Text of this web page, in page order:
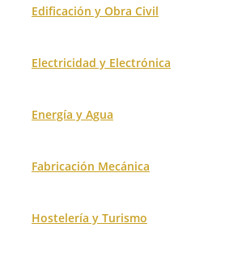
Edificación y Obra Civil
Electricidad y Electrónica
Energía y Agua
Fabricación Mecánica
Hostelería y Turismo